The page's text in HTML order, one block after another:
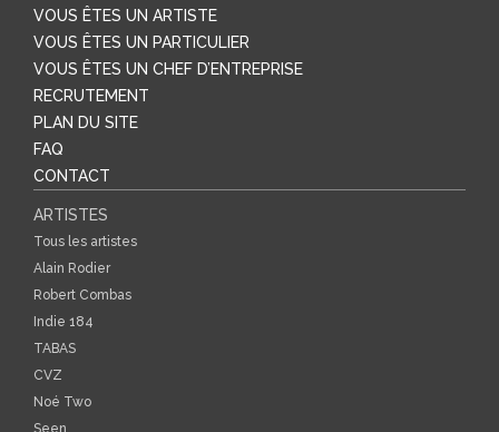
VOUS ÊTES UN ARTISTE
VOUS ÊTES UN PARTICULIER
VOUS ÊTES UN CHEF D’ENTREPRISE
RECRUTEMENT
PLAN DU SITE
FAQ
CONTACT
ARTISTES
Tous les artistes
Alain Rodier
Robert Combas
Indie 184
TABAS
CVZ
Noé Two
Seen